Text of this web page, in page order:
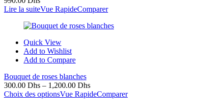
Lire la suiteVue RapideComparer
Quick View
Add to Wishlist
Add to Compare
Bouquet de roses blanches
300.00 Dhs – 1,200.00 Dhs
Choix des optionsVue RapideComparer